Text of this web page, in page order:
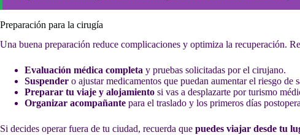
Preparación para la cirugía
Una buena preparación reduce complicaciones y optimiza la recuperación.
Evaluación médica completa y pruebas solicitadas por el cirujano.
Suspender o ajustar medicamentos que puedan aumentar el riesgo de
Preparar tu viaje y alojamiento si vas a desplazarte por turismo
Organizar acompañante para el traslado y los primeros días
Si decides operar fuera de tu ciudad, recuerda que puedes viajar desde tu